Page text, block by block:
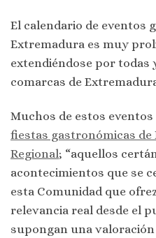
El calendario de eventos
Extremadura es muy
extendiéndose por todas
comarcas de
Muchos de estos
fiestas gastronómicas
Regional; “aquellos
acontecimientos que se
esta Comunidad que
relevancia real desde el
supongan una